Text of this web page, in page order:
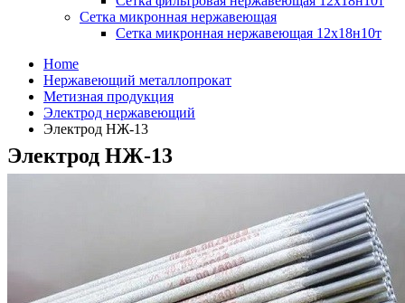
Сетка микронная нержавеющая
Сетка микронная нержавеющая 12х18н10т
Home
Нержавеющий металлопрокат
Метизная продукция
Электрод нержавеющий
Электрод НЖ-13
Электрод НЖ-13